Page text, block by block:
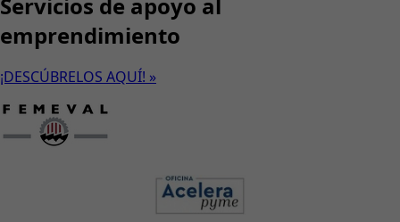
emprendimiento
¡DESCÚBRELOS AQUÍ! »